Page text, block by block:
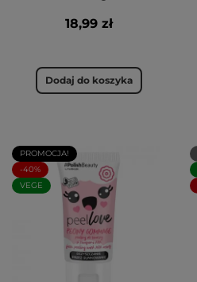
18,99 zł
Dodaj do koszyka
PROMOCJA!
-40%
VEGE